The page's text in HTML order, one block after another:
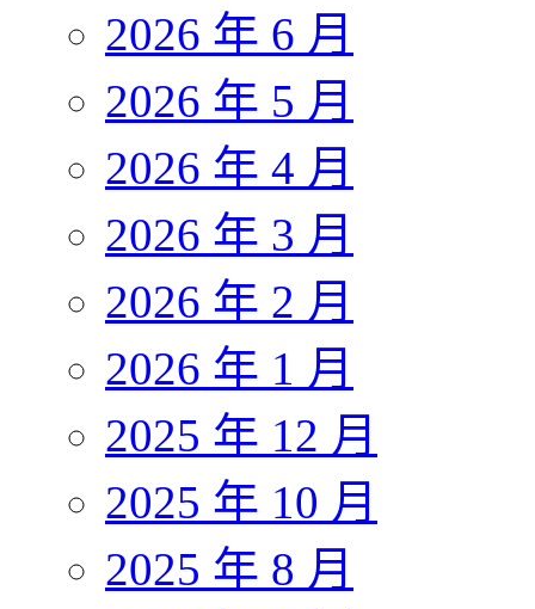
2026 年 6 月
2026 年 5 月
2026 年 4 月
2026 年 3 月
2026 年 2 月
2026 年 1 月
2025 年 12 月
2025 年 10 月
2025 年 8 月